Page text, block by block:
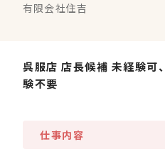
有限会社住吉
呉服店 店長候補 未経験可
験不要
仕事内容